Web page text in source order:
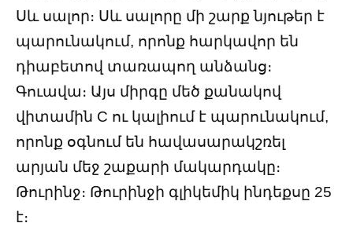
Սև սալոր։ Սև սալորը մի շարք նյութեր է
պարունակում, որոնք հարկավոր են
դիաբետով տառապող անձանց։
Գուավա։ Այս միրգը մեծ քանակով
վիտամին C ու կալիում է պարունակում,
որոնք օգնում են հավասարակշռել
արյան մեջ շաքարի մակարդակը։
Թուրինջ։ Թուրինջի գլիկեմիկ ինդեքսը 25
է։